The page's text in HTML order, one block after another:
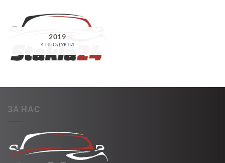
2019
4 ПРОДУКТИ
ЗА НАС